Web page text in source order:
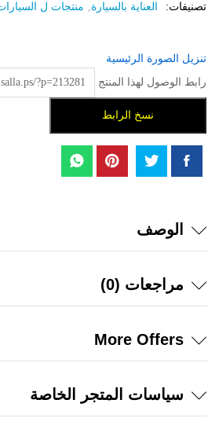
تصنيفات: العناية بالسيارة, منتجات ل
تنزيل الصورة الرئيسية
رابط الوصول لهذا المنتج
نسخ الرابط
الوصف
مراجعات (0)
More Offers
سياسات المتجر الخاصة